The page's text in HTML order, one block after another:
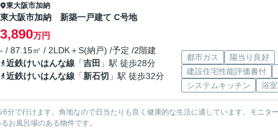
東大阪市加納
東大阪市加納 新築一戸建て C号地
3,890万円
- / 87.15㎡ / 2LDK＋S(納戸) /予定 /2階建
近鉄けいはんな線 「吉田 」駅 徒歩28分
近鉄けいはんな線 「新石切 」駅 徒歩32分
都市ガス
陽当り良好
建設住宅性能評価書付
システムキッチン
浴
分で行けます。角地なので日当たりも良く健康的な生活に適しています。モニタ
お風呂場のある物件です。